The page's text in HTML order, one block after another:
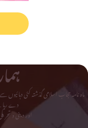
ماہ نامہ حجاب اسلامی گذشتہ کئی
دے رہا
اور دینی و